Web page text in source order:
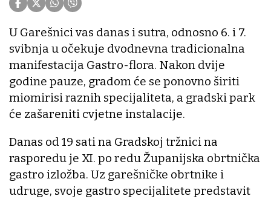
U Garešnici vas danas i sutra, odnosno 6. i 7.
svibnja u očekuje dvodnevna tradicionalna
manifestacija Gastro-flora. Nakon dvije
godine pauze, gradom će se ponovno širiti
miomirisi raznih specijaliteta, a gradski park
će zašareniti cvjetne instalacije.
Danas od 19 sati na Gradskoj tržnici na
rasporedu je XI. po redu Županijska obrtnička
gastro izložba. Uz garešničke obrtnike i
udruge, svoje gastro specijalitete predstavit